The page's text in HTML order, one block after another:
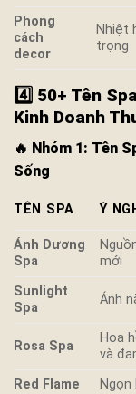
Phong
cách
decor
Nhiệt
trọng
4️⃣ 50+ Tên
Kinh Doanh
🔥 Nhóm 1: Tên
Sống
TÊN SPA Ý
Ánh Dương
Spa
mới
Sunlight
Spa
Ánh
Rosa Spa
Hoa
và
Red Flame
Ngọn